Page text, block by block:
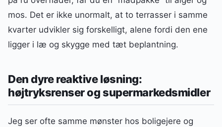
mos. Det er ikke unormalt, at to terrasser i samme
kvarter udvikler sig forskelligt, alene fordi den ene
ligger i læ og skygge med tæt beplantning.
Den dyre reaktive løsning:
højtryksrenser og supermarkedsmidler
Jeg ser ofte samme mønster hos boligejere og